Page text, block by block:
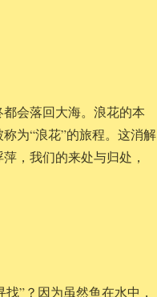
会落回大海。浪花的本
为“浪花”的旅程。这消解
，我们的来处与归处，
”？因为虽然鱼在水中，